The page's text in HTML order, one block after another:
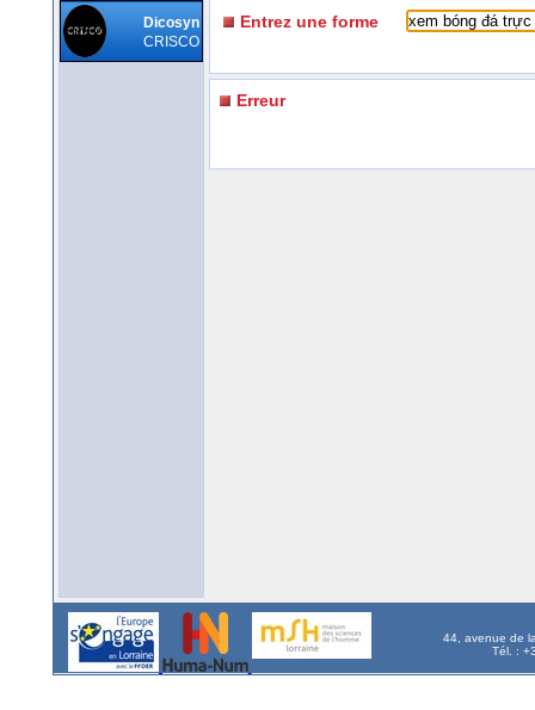
Dicosyn
CRISCO
Entrez une forme
Erreur
44, avenue de
Tél. :